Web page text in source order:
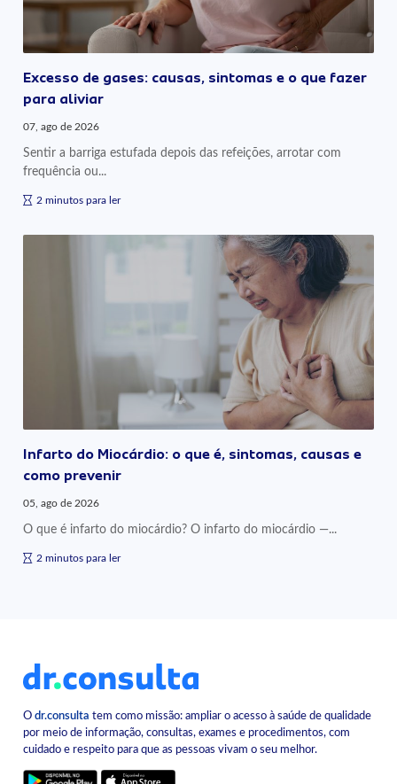
Excesso de gases: causas, sintomas e o que fazer
para aliviar
07, ago de 2026
Sentir a barriga estufada depois das refeições, arrotar com
frequência ou...
2 minutos para ler
Infarto do Miocárdio: o que é, sintomas, causas e
como prevenir
05, ago de 2026
O que é infarto do miocárdio? O infarto do miocárdio —...
2 minutos para ler
Odr.consulta tem como missão: ampliar o acesso à saúde de qualidade
por meio de informação, consultas, exames e procedimentos, com
cuidado e respeito para que as pessoas vivam o seu melhor.